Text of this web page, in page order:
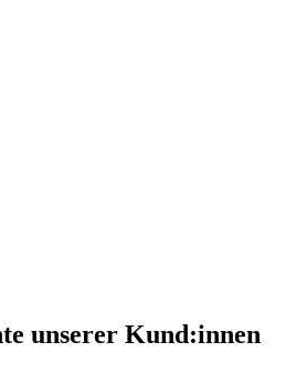
unserer Kund:innen